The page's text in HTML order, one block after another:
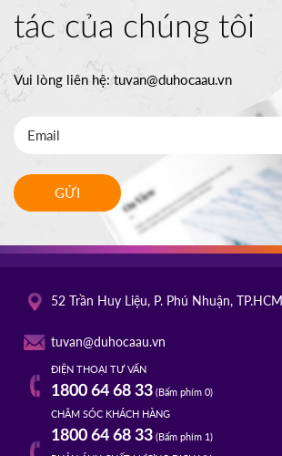
tác của chúng tôi
Vui lòng liên hệ:tuvan@duhocaau.vn
GỬI
52 Trần Huy Liệu, P. Phú Nhuận, TP.HCM
tuvan@duhocaau.vn
ĐIỆN THOẠI TƯ VẤN
1800 64 68 33(Bấm phím 0)
CHĂM SÓC KHÁCH HÀNG
1800 64 68 33(Bấm phím 1)